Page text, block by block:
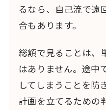
るなら、自己流で遠
合もあります。
総額で見ることは、
はありません。途中
してしまうことを防
計画を立てるための